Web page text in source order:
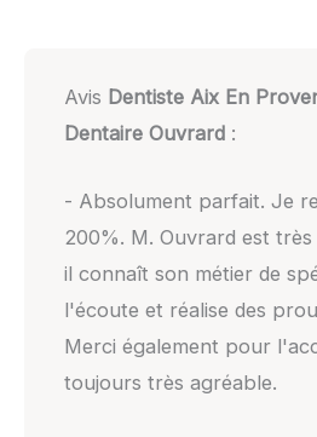
Avis Dentiste Aix En
Dentaire Ouvrard:
- Absolument parfait. Je
200%. M. Ouvrard est
il connaît son métier de
l'écoute et réalise des
Merci également pour
toujours très agréable.